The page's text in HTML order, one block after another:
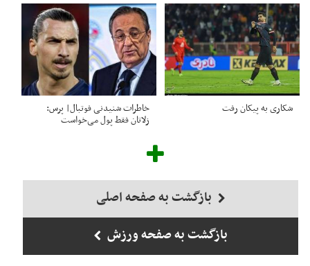
شکاری به پیکان رفت خاطرات شنیدنی فوتبال| پرس:
زلاتان فقط پول می‌خواست
بازگشت به صفحه اصلی
بازگشت به صفحه ورزش